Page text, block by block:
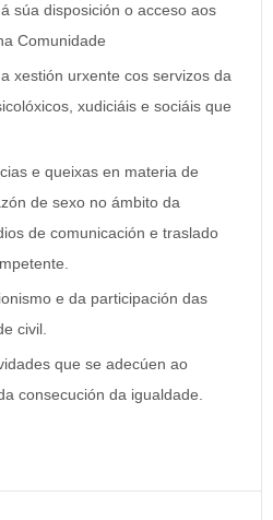
súa disposición o acceso aos
Comunidade
xestión urxente cos servizos da
xudiciáis e sociáis que
e queixas en materia de
de sexo no ámbito da
de comunicación e traslado
e da participación das
civil.
que se adecúen ao
consecución da igualdade.